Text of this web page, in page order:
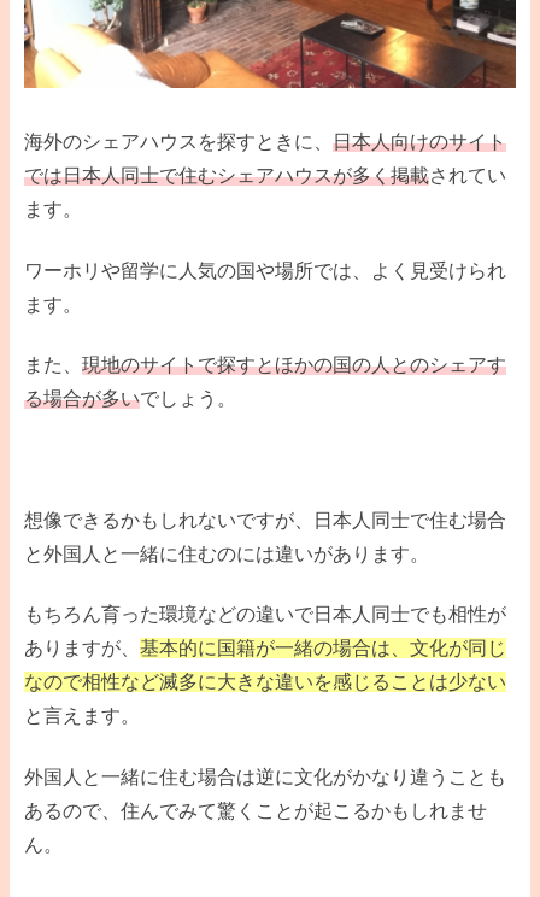
海外のシェアハウスを探すときに、 日本人向けのサイト
では日本人同士で住むシェアハウスが多く掲載されてい
ます。
ワーホリや留学に人気の国や場所では、よく見受けられ
ます。
また、 現地のサイトで探すとほかの国の人とのシェアす
る場合が多いでしょう。
想像できるかもしれないですが、日本人同士で住む場合
と外国人と一緒に住むのには違いがあります。
もちろん育った環境などの違いで日本人同士でも相性が
ありますが、 基本的に国籍が一緒の場合は、文化が同じ
なので相性など滅多に大きな違いを感じることは少ない
と言えます。
外国人と一緒に住む場合は逆に文化がかなり違うことも
あるので、住んでみて驚くことが起こるかもしれませ
ん。